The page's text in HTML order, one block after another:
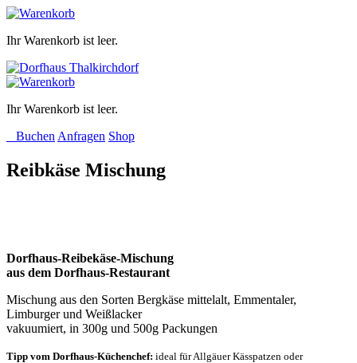
Ihr Warenkorb ist leer.
Ihr Warenkorb ist leer.
Buchen Anfragen Shop
Reibkäse Mischung
Dorfhaus-Reibekäse-Mischung
aus dem Dorfhaus-Restaurant
Mischung aus den Sorten Bergkäse mittelalt, Emmentaler,
Limburger und Weißlacker
vakuumiert, in 300g und 500g Packungen
Tipp vom Dorfhaus-Küchenchef: ideal für Allgäuer Kässpatzen oder